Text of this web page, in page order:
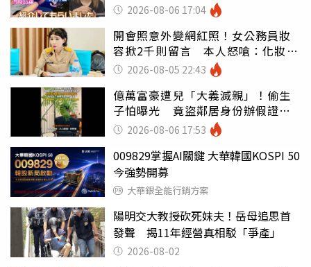
2026-08-06 17:04
開會照意外變網紅照！女公務員妝
容掀2千則留言 本人怒嗆：化妝有
錯嗎2026-08-05 22:43
億萬富豪遭兒「大義滅親」！偷生
子怕曝光 竟盜鄰居身份辦假證落
戶 2026-08-06 17:53
009829掌握AI關鍵 大華韓國KOSPI 50
今強勢開募
大華銀全能行銷方案
陽明交大教授砍死妹夫！岳母追思首
發聲 揭11年經營真相駁「爭產」
2026-08-02